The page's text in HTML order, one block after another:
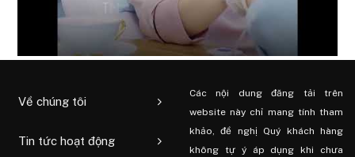
Về chúng tôi
Tin tức hoạt động
Các nội dung đăng tải trên
website này chỉ mang tính tham
khảo, đề nghị Quý khách hàng
không tự ý áp dụng khi chưa